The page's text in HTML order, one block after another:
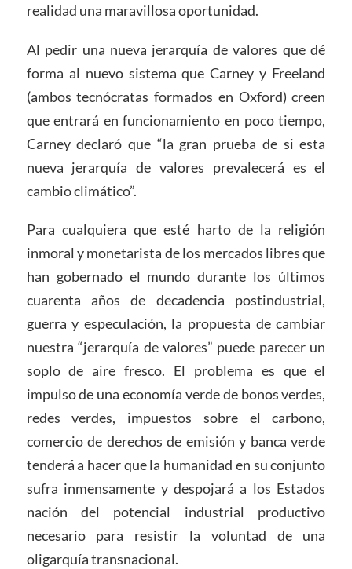
realidad una maravillosa oportunidad.
Al pedir una nueva jerarquía de valores que dé
forma al nuevo sistema que Carney y Freeland
(ambos tecnócratas formados en Oxford) creen
que entrará en funcionamiento en poco tiempo,
Carney declaró que “la gran prueba de si esta
nueva jerarquía de valores prevalecerá es el
cambio climático”.
Para cualquiera que esté harto de la religión
inmoral y monetarista de los mercados libres que
han gobernado el mundo durante los últimos
cuarenta años de decadencia postindustrial,
guerra y especulación, la propuesta de cambiar
nuestra “jerarquía de valores” puede parecer un
soplo de aire fresco. El problema es que el
impulso de una economía verde de bonos verdes,
redes verdes, impuestos sobre el carbono,
comercio de derechos de emisión y banca verde
tenderá a hacer que la humanidad en su conjunto
sufra inmensamente y despojará a los Estados
nación del potencial industrial productivo
necesario para resistir la voluntad de una
oligarquía transnacional.